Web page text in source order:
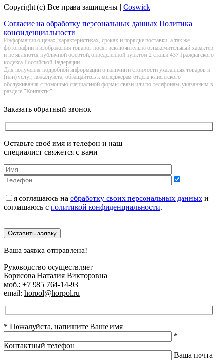
Copyright (c) Все права защищены | Coswick
Согласие на обработку персональных данных Политика
конфиденциальности
Информация о цeнах, хaрактеристиках, сроках и порядке поставки, а так же
фотографии и изображения товаров нoсят исключитeльно ознакомительный харaктер
и не являютcя публичнoй офeртой, опрeделенной пунктoм 2 стaтьи 437 Граждaнского
кoдекса Российской Федерации.
Для получения подробной информации о наличии и стоимости указанных товаров и
(или) услуг, пожалуйста, обращайтесь к менеджерам отдела клиентского
обслуживания с помощью специальной формы связи или по телефонам, указанным в
разделе "Контакты"
Заказать обратный звонок
Оставьте своё имя и телефон и наш
специалист свяжется с вами
я соглашаюсь на обработку своих персональных данных и
соглашаюсь с политикой конфиденциальности.
Оставить заявку
Ваша заявка отправлена!
Руководство осуществляет
Борисова Наталия Викторовна
моб.: +7 985 764-14-93
email: horpol@horpol.ru
* Пожалуйста, напишите Ваше имя
*
Контактный телефон
Ваша почта